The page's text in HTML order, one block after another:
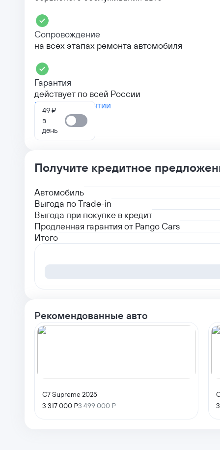
Сопровождение
на всех этапах ремонта автомобиля
Гарантия
действует по всей России
Больше о гарантии
49 ₽
в
день
Получите кредитное
Автомобиль
Выгода по Trade-in
Выгода при покупке в кредит
Продленная гарантия от Pango Cars
Итого
Рекомендованные авто
C7 Supreme 2025
3 317 000 ₽3 499 000 ₽